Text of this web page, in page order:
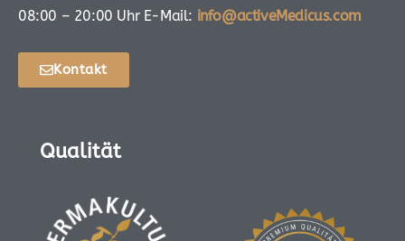
08:00 – 20:00 Uhr E-Mail: info@activeMedicus.com
Kontakt
Qualität